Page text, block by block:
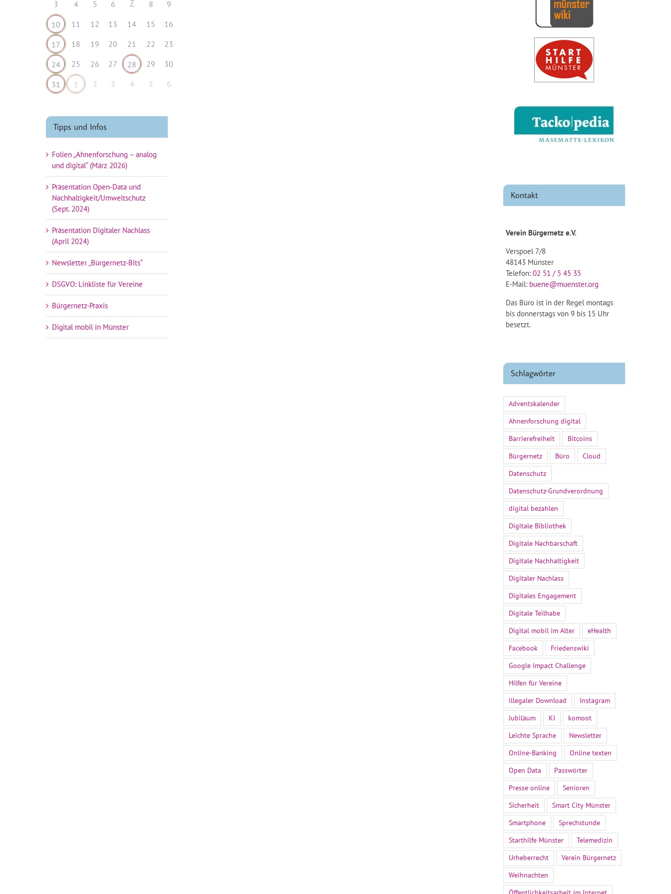
3
4 5 6 7 8 9
10 11 12 13 14 15 16
17 18 19 20 21 22 23
24 25 26 27 28 29 30
31 1 2 3 4 5 6
Tipps und Infos
Folien „Ahnenforschung – analog
und digital“ (März 2026)
Präsentation Open-Data und
Nachhaltigkeit/Umweltschutz
(Sept. 2024)
Präsentation Digitaler Nachlass
(April 2024)
Newsletter „Bürgernetz-Bits“
DSGVO: Linkliste für Vereine
Bürgernetz-Praxis
Digital mobil in Münster
Kontakt
Verein Bürgernetz e.V.
Verspoel 7/8
48143 Münster
Telefon:02 51 / 5 45 35
E-Mail: buene@muenster.org
Das Büro ist in der Regel montags
bis donnerstags von 9 bis 15 Uhr
besetzt.
Schlagwörter
Adventskalender
Ahnenforschung digital
Barrierefreiheit
Bitcoins
Bürgernetz
Büro
Cloud
Datenschutz
Datenschutz-Grundverordnung
digital bezahlen
Digitale Bibliothek
Digitale Nachbarschaft
Digitale Nachhaltigkeit
Digitaler Nachlass
Digitales Engagement
Digitale Teilhabe
Digital mobil im Alter
eHealth
Facebook
Friedenswiki
Google Impact Challenge
Hilfen für Vereine
illegaler Download
Instagram
Jubiläum
KI
komoot
Leichte Sprache
Newsletter
Online-Banking
Online texten
Open Data
Passwörter
Presse online
Senioren
Sicherheit
Smart City Münster
Smartphone
Sprechstunde
Starthilfe Münster
Telemedizin
Urheberrecht
Verein Bürgernetz
Weihnachten